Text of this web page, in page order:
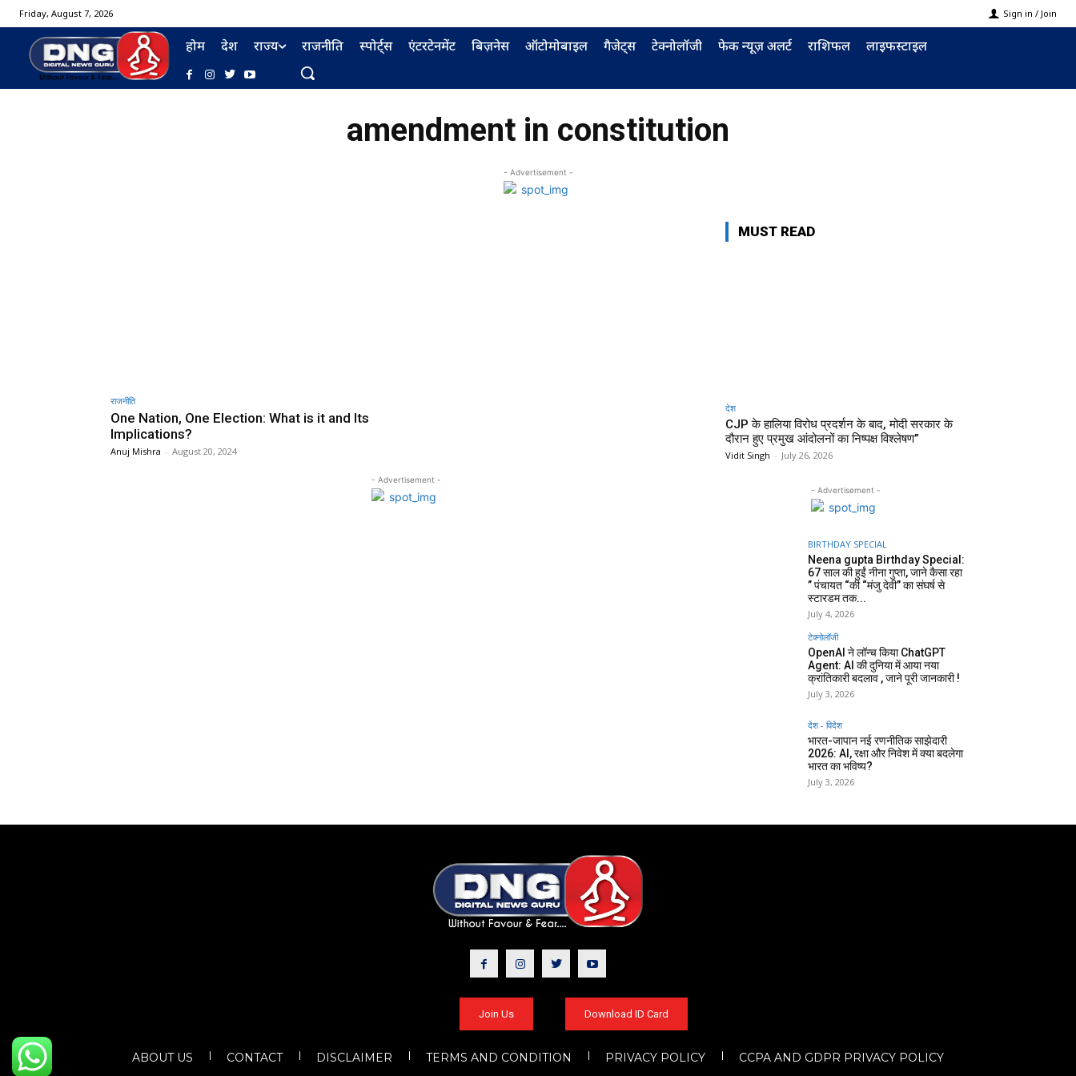
Friday, August 7, 2026 Sign in / Join
होम देश राज्य राजनीति स्पोर्ट्स एंटरटेनमेंट बिज़नेस ऑटोमोबाइल गैजेट्स टेक्नोलॉजी फेक न्यूज़ अलर्ट राशिफल लाइफस्टाइल
amendment in constitution
- Advertisement -
राजनीति
One Nation, One Election: What is it and Its
Implications?
Anuj Mishra - August 20, 2024
- Advertisement -
MUST READ
देश
CJP के हालिया विरोध प्रदर्शन के बाद, मोदी सरकार के
दौरान हुए प्रमुख आंदोलनों का निष्पक्ष विश्लेषण”
Vidit Singh - July 26, 2026
- Advertisement -
BIRTHDAY SPECIAL
Neena gupta Birthday Special:
67 साल की हुईं नीना गुप्ता, जाने कैसा रहा
” पंचायत “की “मंजु देवी” का संघर्ष से
स्टारडम तक...
July 4, 2026
टेक्नोलॉजी
OpenAI ने लॉन्च किया ChatGPT
Agent: AI की दुनिया में आया नया
क्रांतिकारी बदलाव , जाने पूरी जानकारी !
July 3, 2026
देश - विदेश
भारत-जापान नई रणनीतिक साझेदारी
2026: AI, रक्षा और निवेश में क्या बदलेगा
भारत का भविष्य?
July 3, 2026
Join Us Download ID Card
ABOUT US CONTACT DISCLAIMER TERMS AND CONDITION PRIVACY POLICY CCPA AND GDPR PRIVACY POLICY